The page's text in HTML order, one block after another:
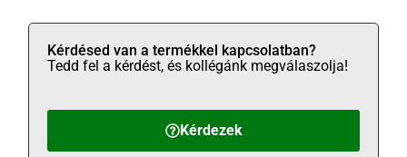
Kérdezek
Kérdésed van a termékkel kapcsolatban?
Tedd fel a kérdést, és kollégánk megválaszolja!